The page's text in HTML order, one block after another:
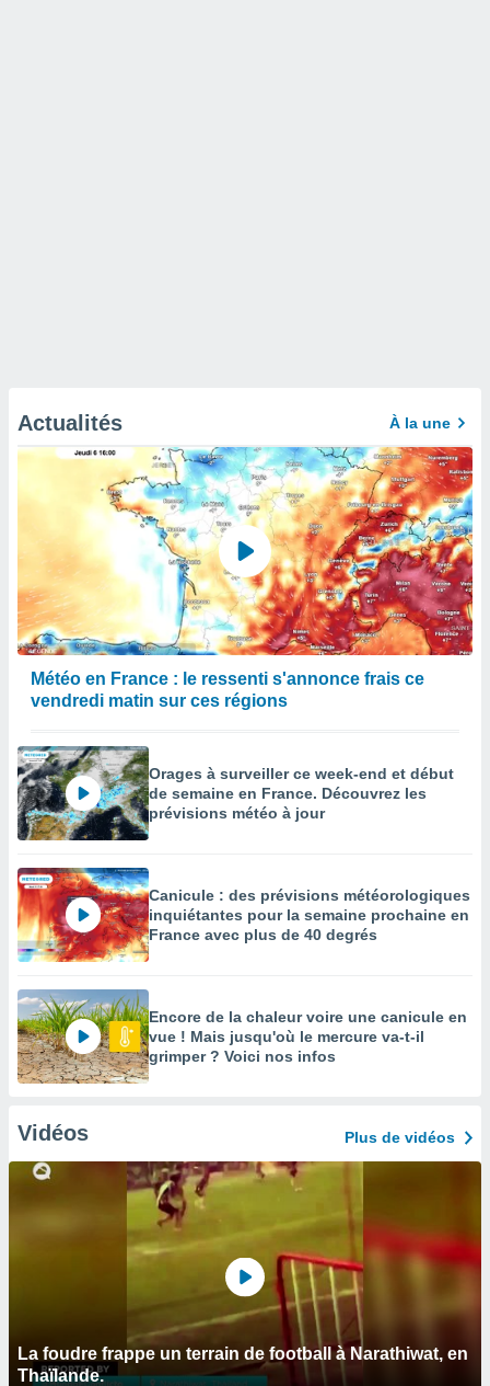
Actualités À la une
Météo en France : le ressenti s'annonce frais ce
vendredi matin sur ces régions
Orages à surveiller ce week-end et début
de semaine en France. Découvrez les
prévisions météo à jour
Canicule : des prévisions météorologiques
inquiétantes pour la semaine prochaine en
France avec plus de 40 degrés
Encore de la chaleur voire une canicule en
vue ! Mais jusqu'où le mercure va-t-il
grimper ? Voici nos infos
Vidéos Plus de vidéos
La foudre frappe un terrain de football à Narathiwat, en
Thaïlande.